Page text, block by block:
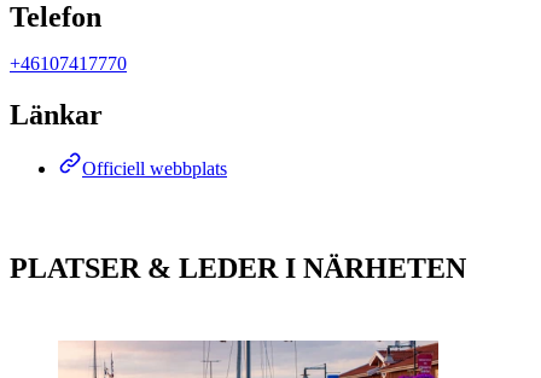
Telefon
+46107417770
Länkar
Officiell webbplats
PLATSER & LEDER I NÄRHETEN